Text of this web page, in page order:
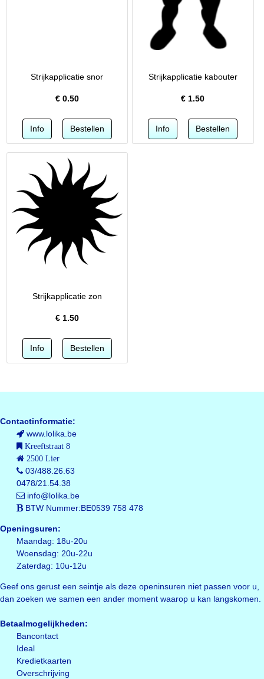
Strijkapplicatie snor
€ 0.50
Strijkapplicatie kabouter
€1.50
Strijkapplicatie zon
€ 1.50
Contactinformatie:
www.lolika.be
Kreeftstraat 8
2500 Lier
03/488.26.63
0478/21.54.38
info@lolika.be
BTW Nummer:BE0539 758 478
Openingsuren:
Maandag: 18u-20u
Woensdag: 20u-22u
Zaterdag: 10u-12u
Geef ons gerust een seintje als deze openinsuren niet passen voor u,
dan zoeken we samen een ander moment waarop u kan langskomen.
Betaalmogelijkheden:
Bancontact
Ideal
Kredietkaarten
Overschrijving